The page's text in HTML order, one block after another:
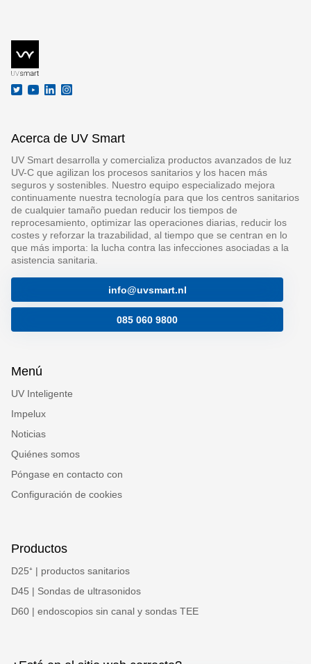
Acerca de UV Smart
UV Smart desarrolla y comercializa productos avanzados de luz
UV-C que agilizan los procesos sanitarios y los hacen más
seguros y sostenibles. Nuestro equipo especializado mejora
continuamente nuestra tecnología para que los centros sanitarios
de cualquier tamaño puedan reducir los tiempos de
reprocesamiento, optimizar las operaciones diarias, reducir los
costes y reforzar la trazabilidad, al tiempo que se centran en lo
que más importa: la lucha contra las infecciones asociadas a la
asistencia sanitaria.
info@uvsmart.nl
085 060 9800
Menú
UV Inteligente
Impelux
Noticias
Quiénes somos
Póngase en contacto con
Configuración de cookies
Productos
D25⁺ | productos sanitarios
D45 | Sondas de ultrasonidos
D60 | endoscopios sin canal y sondas TEE